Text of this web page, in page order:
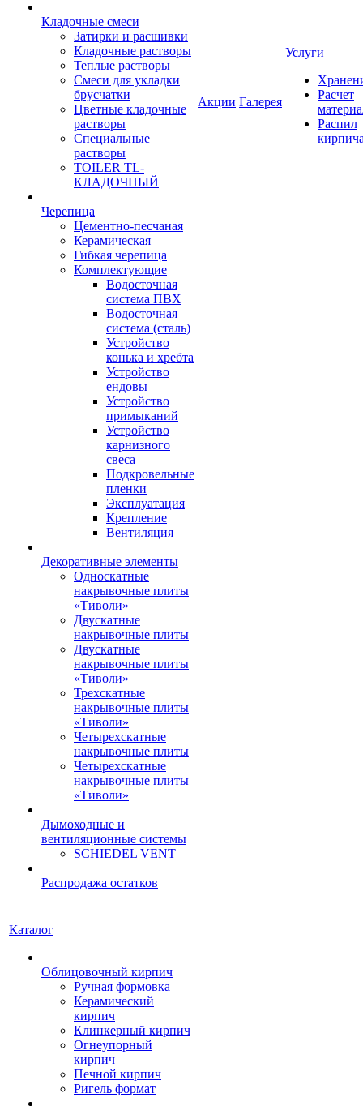
Кладочные смеси
Затирки и расшивки
Кладочные растворы
Теплые растворы
Смеси для укладки
брусчатки
Цветные кладочные
растворы
Специальные
растворы
TOILER TL-
КЛАДОЧНЫЙ
Черепица
Цементно-песчаная
Керамическая
Гибкая черепица
Комплектующие
Водосточная
система ПВХ
Водосточная
система (сталь)
Устройство
конька и хребта
Устройство
ендовы
Устройство
примыканий
Устройство
карнизного
свеса
Подкровельные
пленки
Эксплуатация
Крепление
Вентиляция
Декоративные элементы
Односкатные
накрывочные плиты
«Тиволи»
Двускатные
накрывочные плиты
Двускатные
накрывочные плиты
«Тиволи»
Трехскатные
накрывочные плиты
«Тиволи»
Четырехскатные
накрывочные плиты
Четырехскатные
накрывочные плиты
«Тиволи»
Дымоходные и
вентиляционные системы
SCHIEDEL VENT
Распродажа остатков
Акции Галерея
Услуги
Расчет
Распил
Каталог
Облицовочный кирпич
Ручная формовка
Керамический
кирпич
Клинкерный кирпич
Огнеупорный
кирпич
Печной кирпич
Ригель формат